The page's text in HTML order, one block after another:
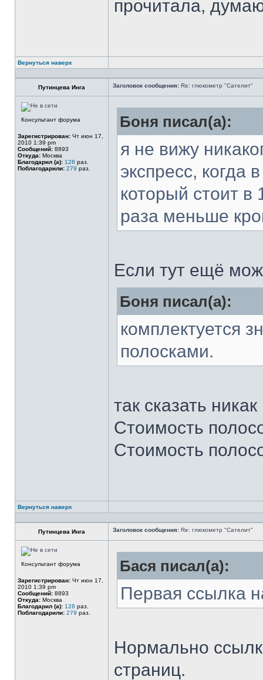
прочитала,
Вернуться наверх
Путинцева Инга Заголовок сообщения: Re: глюкометр "Сателит"
Консультант форума
Зарегистрирован: Чт июн 17,
2010 1:39 pm
Сообщений: 8893
Откуда: Москва
Благодарил (а): 128 раз.
Поблагодарили: 279 раз.
Боня писал(а):
я не вижу
экспресс, когда
который стоит
раза меньше
Если тут ещё
Боня писал(а):
комплектуется
полосками.
так сказать
Стоимость
Стоимость
Вернуться наверх
Путинцева Инга Заголовок сообщения: Re: глюкометр "Сателит"
Консультант форума
Зарегистрирован: Чт июн 17,
2010 1:39 pm
Сообщений: 8893
Откуда: Москва
Благодарил (а): 128 раз.
Поблагодарили: 279 раз.
Бася писал(а):
Первая ссылка
Нормально
страниц.